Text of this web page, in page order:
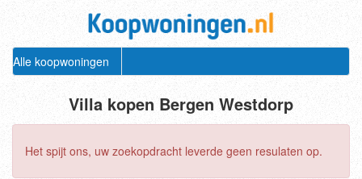
Alle koopwoningen
Villa kopen Bergen Westdorp
Het spijt ons, uw zoekopdracht leverde geen resulaten op.